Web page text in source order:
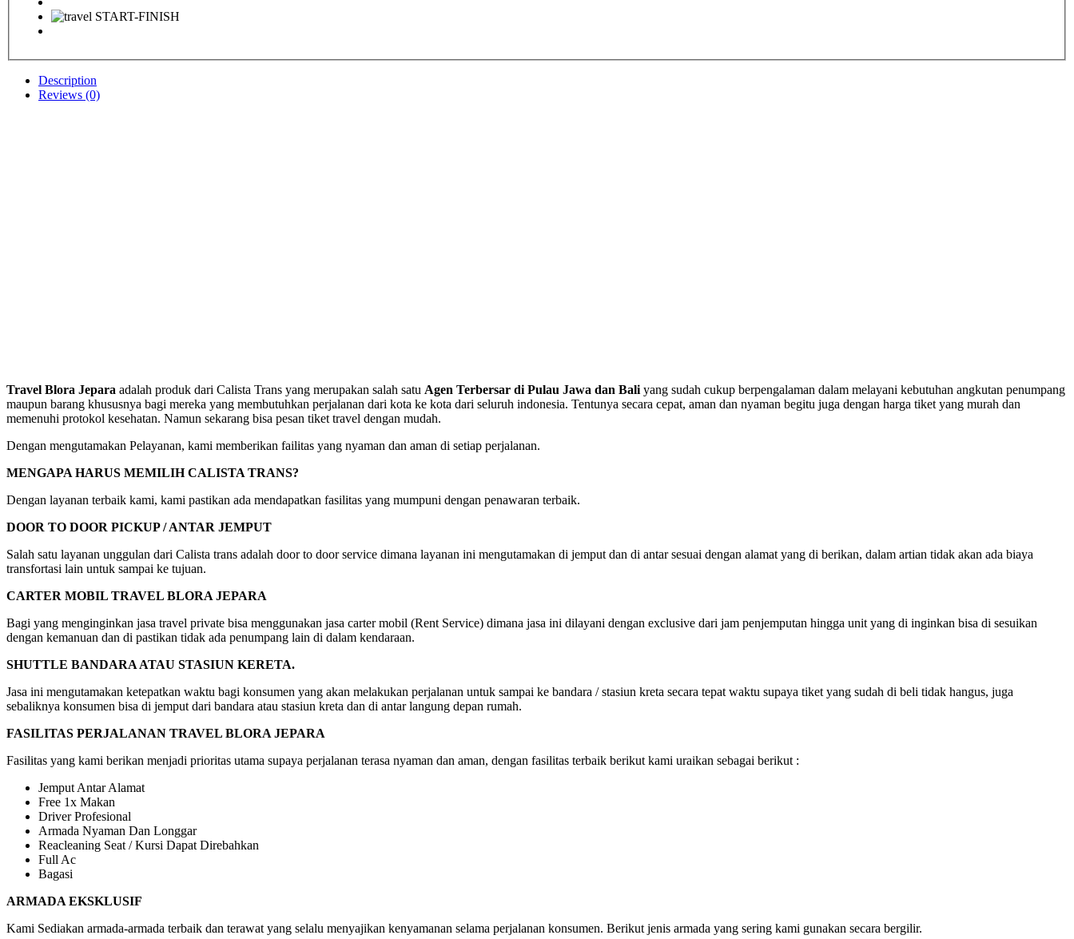
Description
Reviews (0)
Travel Blora Jepara adalah produk dari Calista Trans yang merupakan salah satu Agen Terbersar di Pulau Jawa dan Baliyang sudah cukup berpengalaman dalam melayani kebutuhan angkutan penumpang
maupun barang khususnya bagi mereka yang membutuhkan perjalanan dari kota ke kota dari seluruh indonesia. Tentunya secara cepat, aman dan nyaman begitu juga dengan harga tiket yang murah dan
memenuhi protokol kesehatan. Namun sekarang bisa pesan tiket travel dengan mudah.
Dengan mengutamakan Pelayanan, kami memberikan failitas yang nyaman dan aman di setiap perjalanan.
MENGAPA HARUS MEMILIH CALISTA TRANS?
Dengan layanan terbaik kami, kami pastikan ada mendapatkan fasilitas yang mumpuni dengan penawaran terbaik.
DOOR TO DOOR PICKUP / ANTAR JEMPUT
Salah satu layanan unggulan dari Calista trans adalah door to door service dimana layanan ini mengutamakan di jemput dan di antar sesuai dengan alamat yang di berikan, dalam artian tidak akan ada biaya
transfortasi lain untuk sampai ke tujuan.
CARTER MOBIL TRAVEL BLORA JEPARA
Bagi yang menginginkan jasa travel private bisa menggunakan jasa carter mobil (Rent Service) dimana jasa ini dilayani dengan exclusive dari jam penjemputan hingga unit yang di inginkan bisa di sesuikan
dengan kemanuan dan di pastikan tidak ada penumpang lain di dalam kendaraan.
SHUTTLE BANDARA ATAU STASIUN KERETA.
Jasa ini mengutamakan ketepatkan waktu bagi konsumen yang akan melakukan perjalanan untuk sampai ke bandara / stasiun kreta secara tepat waktu supaya tiket yang sudah di beli tidak hangus, juga
sebaliknya konsumen bisa di jemput dari bandara atau stasiun kreta dan di antar langung depan rumah.
FASILITAS PERJALANAN TRAVEL BLORA JEPARA
Fasilitas yang kami berikan menjadi prioritas utama supaya perjalanan terasa nyaman dan aman, dengan fasilitas terbaik berikut kami uraikan sebagai berikut :
Jemput Antar Alamat
Free 1x Makan
Driver Profesional
Armada Nyaman Dan Longgar
Reacleaning Seat / Kursi Dapat Direbahkan
Full Ac
Bagasi
ARMADA EKSKLUSIF
Kami Sediakan armada-armada terbaik dan terawat yang selalu menyajikan kenyamanan selama perjalanan konsumen. Berikut jenis armada yang sering kami gunakan secara bergilir.